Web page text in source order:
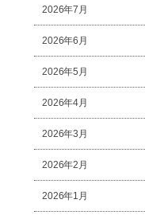
2026年7月
2026年6月
2026年5月
2026年4月
2026年3月
2026年2月
2026年1月